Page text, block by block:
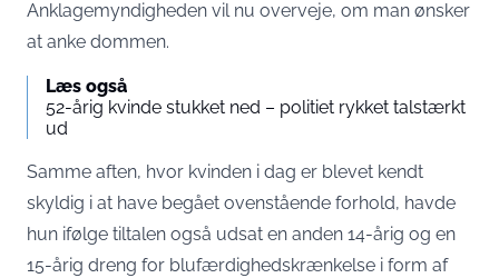
Anklagemyndigheden vil nu overveje, om man ønsker
at anke dommen.
Læs også
52-årig kvinde stukket ned – politiet rykket talstærkt
ud
Samme aften, hvor kvinden i dag er blevet kendt
skyldig i at have begået ovenstående forhold, havde
hun ifølge tiltalen også udsat en anden 14-årig og en
15-årig dreng for blufærdighedskrænkelse i form af